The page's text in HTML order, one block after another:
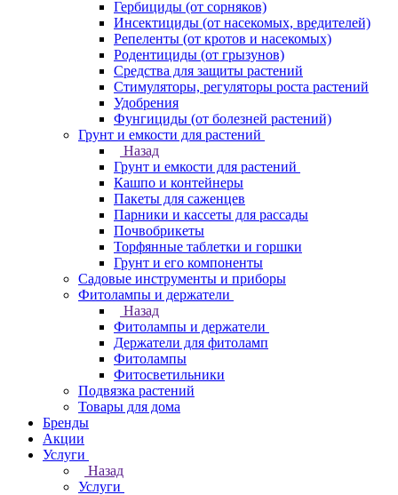
Гербициды (от сорняков)
Инсектициды (от насекомых, вредителей)
Репеленты (от кротов и насекомых)
Родентициды (от грызунов)
Средства для защиты растений
Стимуляторы, регуляторы роста растений
Удобрения
Фунгициды (от болезней растений)
Грунт и емкости для растений
Назад
Грунт и емкости для растений
Кашпо и контейнеры
Пакеты для саженцев
Парники и кассеты для рассады
Почвобрикеты
Торфянные таблетки и горшки
Грунт и его компоненты
Садовые инструменты и приборы
Фитолампы и держатели
Назад
Фитолампы и держатели
Держатели для фитоламп
Фитолампы
Фитосветильники
Подвязка растений
Товары для дома
Бренды
Акции
Услуги
Назад
Услуги